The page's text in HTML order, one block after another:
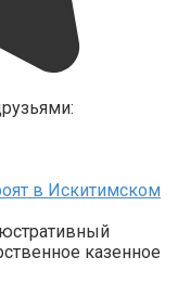
в Искитимском
казенное